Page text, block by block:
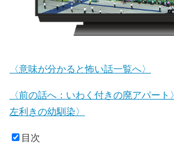
〈意味が分かると怖い話一覧へ〉
〈前の話へ：いわく付きの廃アパート〉
左利きの幼馴染〉
目次